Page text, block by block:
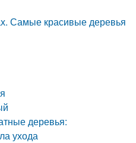
Самые красивые деревья
деревья:
ухода